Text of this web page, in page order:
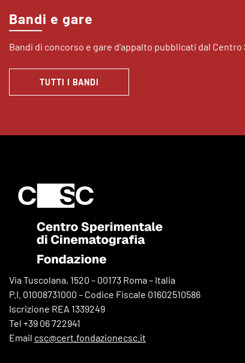
Bandi e gare
Bandi di concorso e gare d’appalto pubblicati dal
TUTTI I BANDI
Via Tuscolana, 1520 – 00173 Roma – Italia
P.I. 01008731000 – Codice Fiscale 01602510586
Iscrizione REA 1339249
Tel +39 06 722941
Email csc@cert.fondazionecsc.it